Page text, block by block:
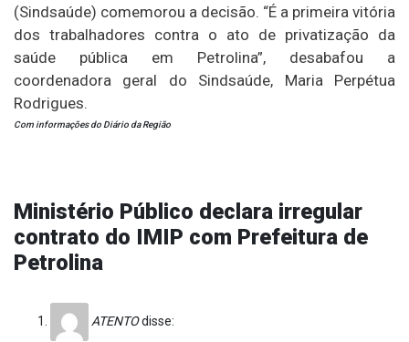
(Sindsaúde) comemorou a decisão. “É a primeira vitória
dos trabalhadores contra o ato de privatização da
saúde pública em Petrolina”, desabafou a
coordenadora geral do Sindsaúde, Maria Perpétua
Rodrigues.
Com informações do Diário da Região
Ministério Público declara irregular
contrato do IMIP com Prefeitura de
Petrolina
ATENTOdisse: